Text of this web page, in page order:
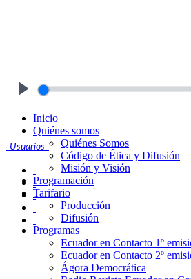
Usuarios
Inicio
Quiénes somos
Quiénes Somos
Código de Ética y Difusión
Misión y Visión
Programación
Tarifario
Producción
Difusión
Programas
Ecuador en Contacto 1º
Ecuador en Contacto 2º
Ágora Democrática